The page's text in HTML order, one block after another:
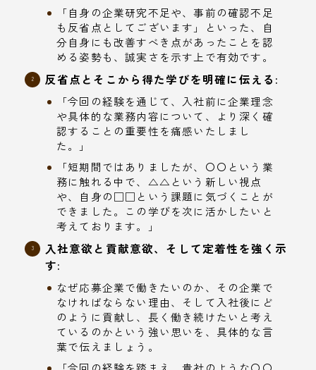
「自身の企業研究不足や、事前の確認不足
も反省点としてございます」といった、自
分自身にも改善すべき点があったことを認
める姿勢も、誠実さを示す上で有効です。
反省点とそこから得た学びを明確に伝える:
「今回の経験を通じて、入社前に企業理念
や具体的な業務内容について、より深く確
認することの重要性を痛感いたしまし
た。」
「短期間ではありましたが、〇〇という業
務に触れる中で、△△という新しい視点
や、自身の□□という課題に気づくことが
できました。この学びを次に活かしたいと
考えております。」
入社意欲と貢献意欲、そして定着性を強く示
す:
なぜ応募企業で働きたいのか、その企業で
なければならない理由、そして入社後にど
のように貢献し、長く働き続けたいと考え
ているのかという強い思いを、具体的な言
葉で伝えましょう。